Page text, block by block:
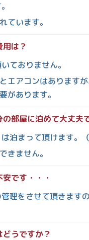
ています。
は？
ておりません。
エアコンはあります
があります。
部屋に泊めて大丈夫
泊まって頂けます。
きません。
です・・・
理をさせて頂きます
うですか？